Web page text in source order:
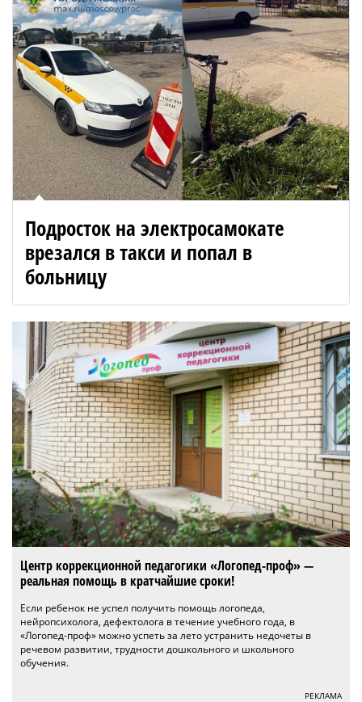
Подросток на электросамокате
врезался в такси и попал в
больницу
Центр коррекционной педагогики «Логопед-проф» —
реальная помощь в кратчайшие сроки!
Если ребенок не успел получить помощь логопеда,
нейропсихолога, дефектолога в течение учебного года, в
«Логопед-проф» можно успеть за лето устранить недочеты в
речевом развитии, трудности дошкольного и школьного
обучения.
РЕКЛАМА